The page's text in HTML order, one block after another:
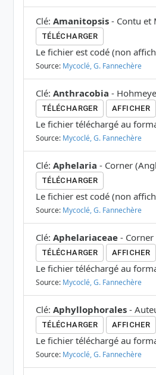
Clé: Amanitopsis - Contu et
TÉLÉCHARGER
Le fichier est codé (non
Source: Mycoclé, G. Fannechère
Clé: Anthracobia -
TÉLÉCHARGER AFFICHER
Le fichier téléchargé au
Source: Mycoclé, G. Fannechère
Clé: Aphelaria - Corner (
TÉLÉCHARGER
Le fichier est codé (non
Source: Mycoclé, G. Fannechère
Clé: Aphelariaceae - Corner
TÉLÉCHARGER AFFICHER
Le fichier téléchargé au
Source: Mycoclé, G. Fannechère
Clé: Aphyllophorales -
TÉLÉCHARGER AFFICHER
Le fichier téléchargé au
Source: Mycoclé, G. Fannechère